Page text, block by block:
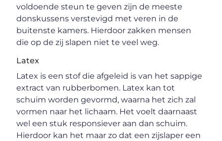
voldoende steun te geven zijn de meeste
donskussens verstevigd met veren in de
buitenste kamers. Hierdoor zakken mensen
die op de zij slapen niet te veel weg.
Latex
Latex is een stof die afgeleid is van het sappige
extract van rubberbomen. Latex kan tot
schuim worden gevormd, waarna het zich zal
vormen naar het lichaam. Het voelt daarnaast
wel een stuk responsiever aan dan schuim.
Hierdoor kan het maar zo dat een zijslaper een